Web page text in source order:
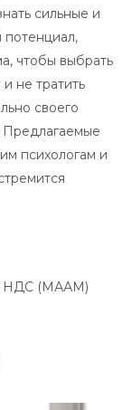
сильные и
чтобы выбрать
не тратить
своего
Предлагаемые
психологам и
НДС (МААМ)